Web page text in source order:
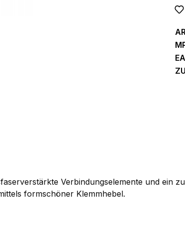
Verbindungselemente und ein
formschöner Klemmhebel.